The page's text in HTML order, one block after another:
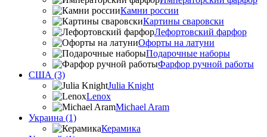
Камни россии
Картины сваровски
Лефортовский фарфор
Офорты на латуни
Подарочные наборы
Фарфор ручной работы
США (3)
Julia Knight
Lenox
Michael Aram
Украина (1)
Керамика